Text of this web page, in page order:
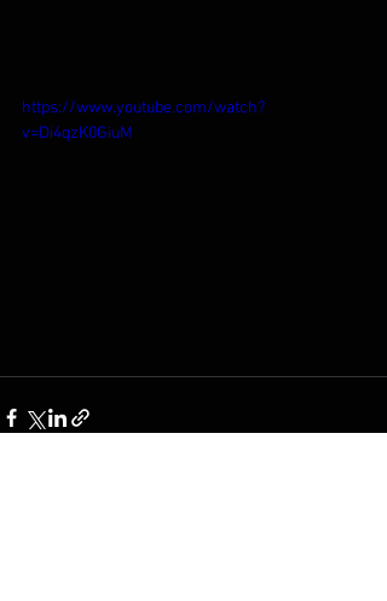
https://www.youtube.com/watch?
v=Di4qzK0GiuM